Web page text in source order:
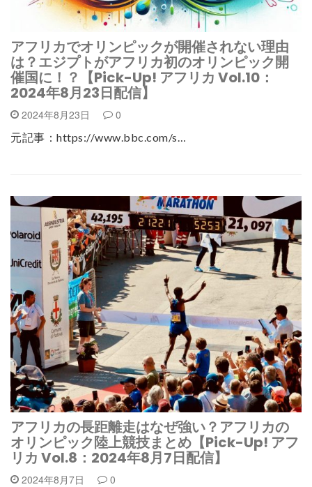
アフリカでオリンピックが開催されない理由
は？エジプトがアフリカ初のオリンピック開
催国に！？【Pick-Up! アフリカ Vol.10：
2024年8月23日配信】
2024年8月23日 0
元記事：https://www.bbc.com/s…
アフリカの長距離走はなぜ強い？アフリカの
オリンピック陸上競技まとめ【Pick-Up! アフ
リカ Vol.8：2024年8月7日配信】
2024年8月7日 0